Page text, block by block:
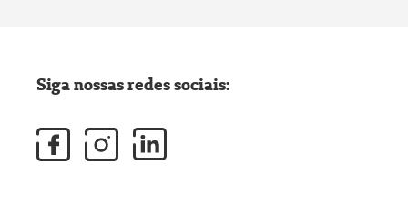
Siga nossas redes sociais: